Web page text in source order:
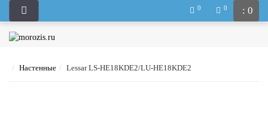
: 0
0 0
Настенные Lessar LS-HE18KDE2/LU-HE18KDE2